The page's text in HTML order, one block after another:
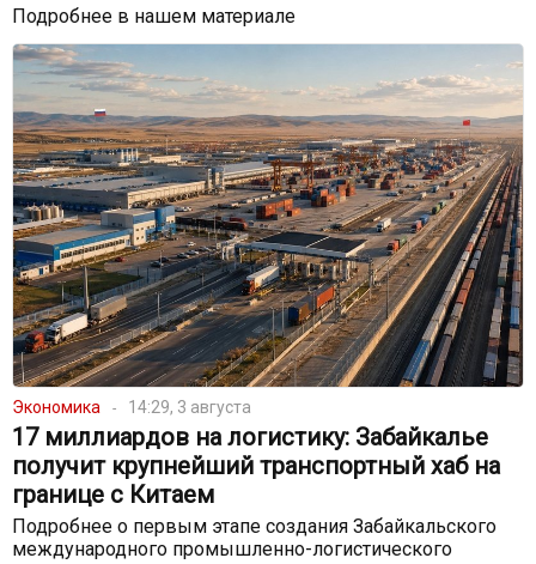
Подробнее в нашем материале
Экономика 14:29, 3 августа
17 миллиардов на логистику: Забайкалье
получит крупнейший транспортный хаб на
границе с Китаем
Подробнее о первым этапе создания Забайкальского
международного промышленно-логистического